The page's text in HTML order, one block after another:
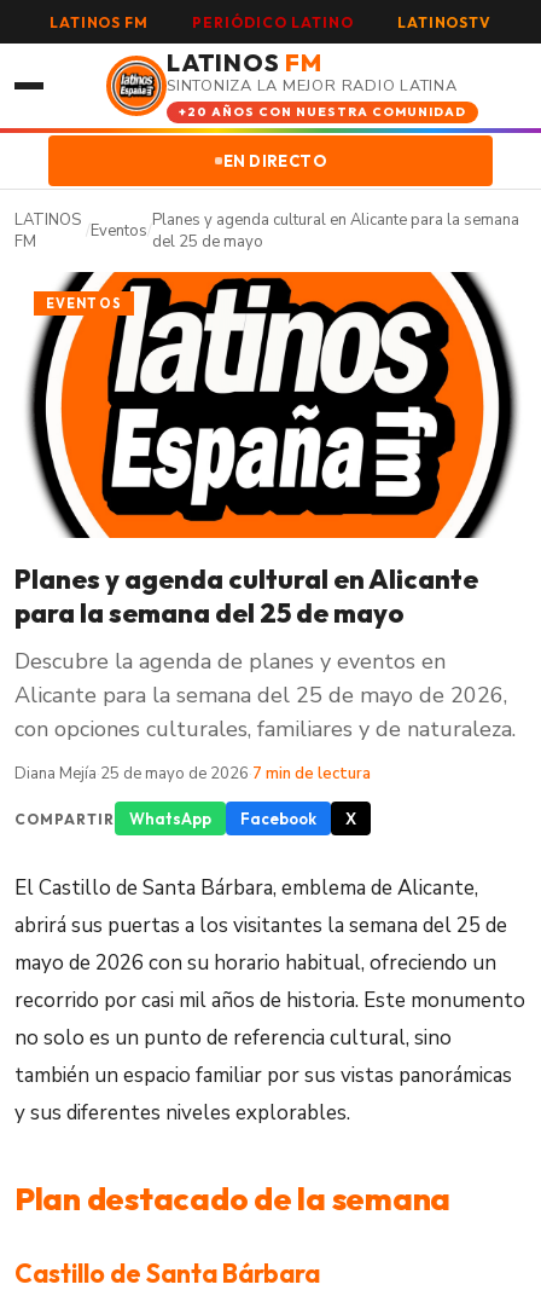
LATINOS FM PERIÓDICO LATINO LATINOSTV
LATINOS FM
SINTONIZA LA MEJOR RADIO LATINA
+20 AÑOS CON NUESTRA COMUNIDAD
EN DIRECTO
LATINOS
FM
/Eventos/Planes y agenda cultural en Alicante para la semana
del 25 de mayo
EVENTOS
Planes y agenda cultural en Alicante
para la semana del 25 de mayo
Descubre la agenda de planes y eventos en
Alicante para la semana del 25 de mayo de 2026,
con opciones culturales, familiares y de naturaleza.
Diana Mejía·25 de mayo de 2026·7 min de lectura
COMPARTIR WhatsApp Facebook X
El Castillo de Santa Bárbara, emblema de Alicante,
abrirá sus puertas a los visitantes la semana del 25 de
mayo de 2026 con su horario habitual, ofreciendo un
recorrido por casi mil años de historia. Este monumento
no solo es un punto de referencia cultural, sino
también un espacio familiar por sus vistas panorámicas
y sus diferentes niveles explorables.
Plan destacado de la semana
Castillo de Santa Bárbara